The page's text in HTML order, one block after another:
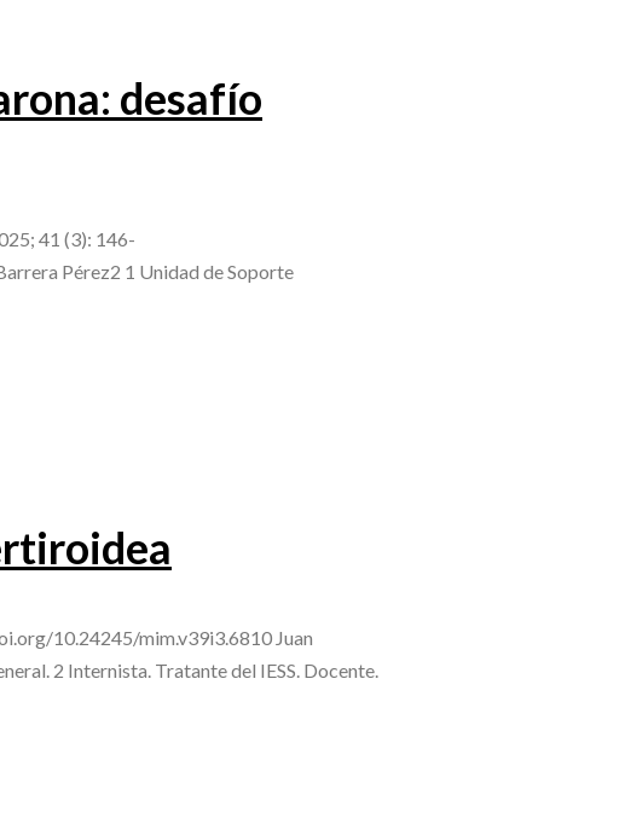
desafío
41 (3): 146-
Pérez2 1 Unidad de Soporte
10.24245/mim.v39i3.6810 Juan
2 Internista. Tratante del IESS. Docente.